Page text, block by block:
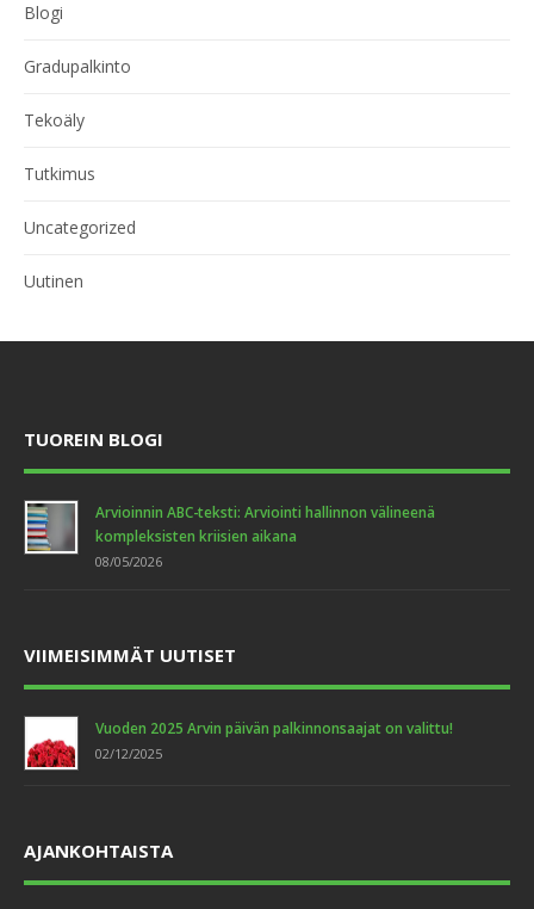
Blogi
Gradupalkinto
Tekoäly
Tutkimus
Uncategorized
Uutinen
TUOREIN BLOGI
Arvioinnin ABC-teksti: Arviointi hallinnon välineenä
kompleksisten kriisien aikana
08/05/2026
VIIMEISIMMÄT UUTISET
Vuoden 2025 Arvin päivän palkinnonsaajat on valittu!
02/12/2025
AJANKOHTAISTA